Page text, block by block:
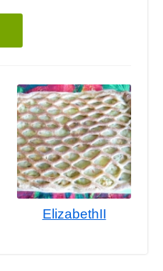
ElizabethII